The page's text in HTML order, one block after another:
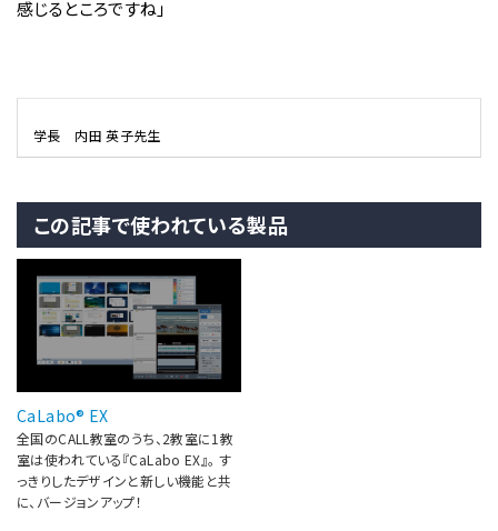
感じるところですね」
学長 内田 英子先生
この記事で使われている製品
CaLabo® EX
全国のCALL教室のうち、2教室に1教
室は使われている『CaLabo EX』。 す
っきりしたデザインと新しい機能と共
に、バージョンアップ！